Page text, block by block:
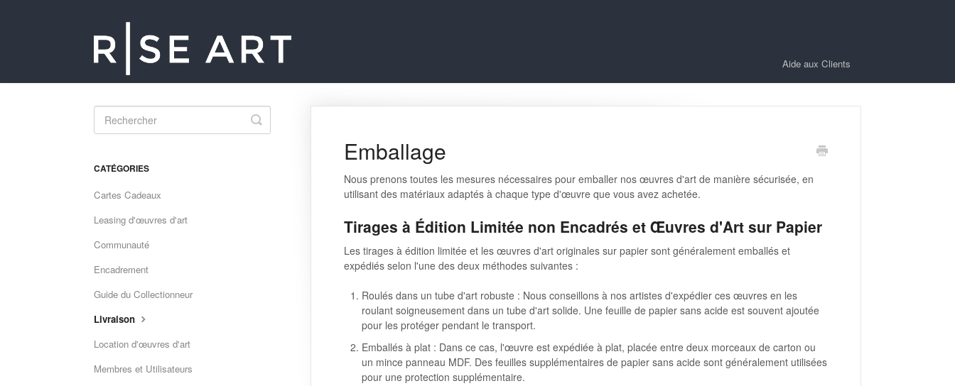
Aide aux Clients
Emballage
Nous prenons toutes les mesures nécessaires pour emballer nos œuvres d'art de manière sécurisée, en
utilisant des matériaux adaptés à chaque type d'œuvre que vous avez achetée.
Tirages à Édition Limitée non Encadrés et Œuvres d'Art sur Papier
Les tirages à édition limitée et les œuvres d'art originales sur papier sont généralement emballés et
expédiés selon l'une des deux méthodes suivantes :
Roulés dans un tube d'art robuste : Nous conseillons à nos artistes d'expédier ces œuvres en les
roulant soigneusement dans un tube d'art solide. Une feuille de papier sans acide est souvent ajoutée
pour les protéger pendant le transport.
Emballés à plat : Dans ce cas, l'œuvre est expédiée à plat, placée entre deux morceaux de carton ou
un mince panneau MDF. Des feuilles supplémentaires de papier sans acide sont généralement utilisées
pour une protection supplémentaire.
Toggle
Search
CATÉGORIES
Cartes Cadeaux
Leasing d'œuvres d'art
Communauté
Encadrement
Guide du Collectionneur
Livraison
Location d'œuvres d'art
Membres et Utilisateurs